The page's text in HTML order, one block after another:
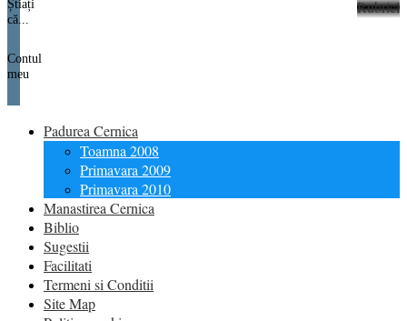
Rubrici
Știați
că...
Contul
meu
Padurea Cernica
Toamna 2008
Primavara 2009
Primavara 2010
Manastirea Cernica
Biblio
Sugestii
Facilitati
Termeni si Conditii
Site Map